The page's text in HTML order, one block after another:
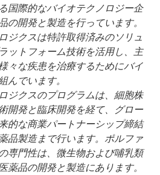
国際的なバイオテクノロジー企
の開発と製造を行っています。
ジクスは特許取得済みのソリュ
ットフォーム技術を活用し、主
々な疾患を治療するためにバイ
んでいます。
ジクスのプログラムは、細胞株
開発と臨床開発を経て、グロー
的な商業パートナーシップ締結
品製造まで行います。ポルファ
専門性は、微生物および哺乳類
薬品の開発と製造にあります。